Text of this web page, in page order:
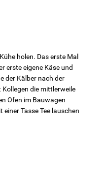
holen. Das erste Mal
erste eigene Käse und
der Kälber nach der
die mittlerweile
Ofen im Bauwagen
Tasse Tee lauschen